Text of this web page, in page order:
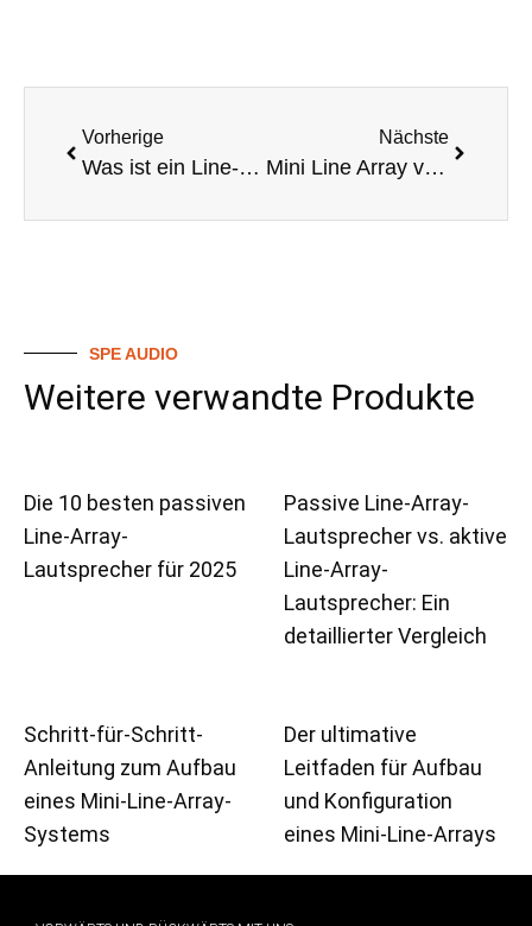
Vorherige
Was ist ein Line-Array-PA-System?
Nächste
Mini Line Array vs. traditionelle Lautsprecher: Welche sind besser?
SPE AUDIO
Weitere verwandte Produkte
Die 10 besten passiven
Line-Array-
Lautsprecher für 2025
Passive Line-Array-
Lautsprecher vs. aktive
Line-Array-
Lautsprecher: Ein
detaillierter Vergleich
Schritt-für-Schritt-
Anleitung zum Aufbau
eines Mini-Line-Array-
Systems
Der ultimative
Leitfaden für Aufbau
und Konfiguration
eines Mini-Line-Arrays